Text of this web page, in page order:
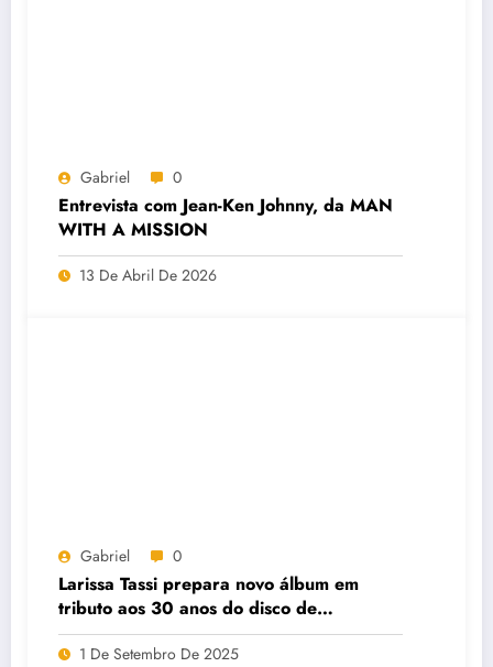
Gabriel 0
Entrevista com Jean-Ken Johnny, da MAN
WITH A MISSION
13 De Abril De 2026
Gabriel 0
Larissa Tassi prepara novo álbum em
tributo aos 30 anos do disco de
“Cavaleiros do Zodíaco”
1 De Setembro De 2025